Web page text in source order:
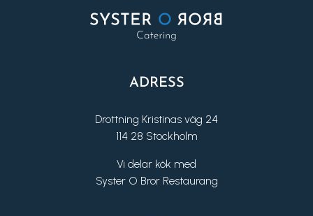
ADRESS
Drottning Kristinas väg 24
114 28 Stockholm
Vi delar kök med
Syster O Bror Restaurang